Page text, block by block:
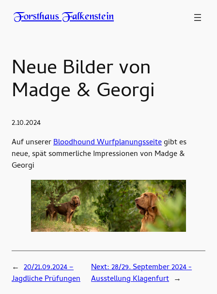
Forsthaus Falkenstein
Neue Bilder von
Madge & Georgi
2.10.2024
Auf unsererBloodhound Wurfplanungsseitegibt es
neue, spät sommerliche Impressionen von Madge &
Georgi
← 20/21.09.2024 –
Jagdliche Prüfungen
Next:28/29. September 2024 -
Ausstellung Klagenfurt →